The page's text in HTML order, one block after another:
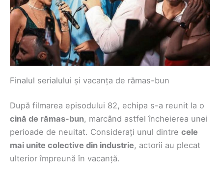
Finalul serialului și vacanța de rămas-bun
După filmarea episodului 82, echipa s-a reunit la o
cină de rămas-bun, marcând astfel încheierea unei
perioade de neuitat. Considerați unul dintre cele
mai unite colective din industrie, actorii au plecat
ulterior împreună în vacanță.